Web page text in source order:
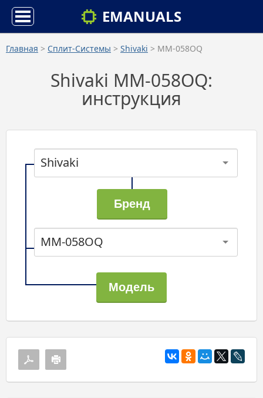
EMANUALS
Главная > Сплит-Системы > Shivaki > MM-058OQ
Shivaki MM-058OQ:
инструкция
Shivaki
MM-058OQ